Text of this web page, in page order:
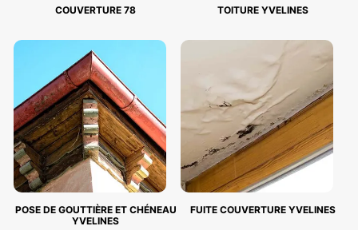
COUVERTURE 78 TOITURE YVELINES
POSE DE GOUTTIÈRE ET CHÉNEAU
YVELINES
FUITE COUVERTURE YVELINES